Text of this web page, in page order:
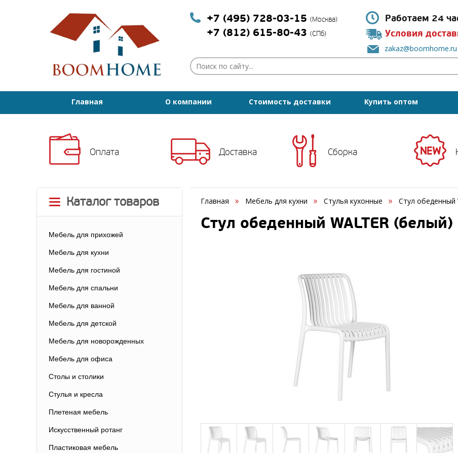
+7 (495) 728-03-15 (Москва)
+7 (812) 615-80-43 (СПб)
Работаем 24
Условия
zakaz@boomhome.ru
Главная О компании Стоимость доставки Купить оптом
Оплата Доставка Сборка
Каталог товаров
Мебель для прихожей
Мебель для кухни
Мебель для гостиной
Мебель для спальни
Мебель для ванной
Мебель для детской
Мебель для новорожденных
Мебель для офиса
Столы и столики
Стулья и кресла
Плетеная мебель
Искусственный ротанг
Пластиковая мебель
Главная Мебель для кухни Стулья кухонные Стул обеденный
Стул обеденный WALTER (белый)